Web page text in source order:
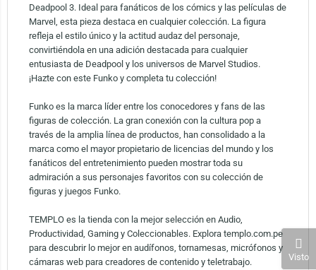
Deadpool 3. Ideal para fanáticos de los cómics y las películas de
Marvel, esta pieza destaca en cualquier colección. La figura
refleja el estilo único y la actitud audaz del personaje,
convirtiéndola en una adición destacada para cualquier
entusiasta de Deadpool y los universos de Marvel Studios.
¡Hazte con este Funko y completa tu colección!
Funko es la marca líder entre los conocedores y fans de las
figuras de colección. La gran conexión con la cultura pop a
través de la amplia línea de productos, han consolidado a la
marca como el mayor propietario de licencias del mundo y los
fanáticos del entretenimiento pueden mostrar toda su
admiración a sus personajes favoritos con su colección de
figuras y juegos Funko.
TEMPLO es la tienda con la mejor selección en Audio,
Productividad, Gaming y Coleccionables. Explora templo.com.pe
para descubrir lo mejor en audífonos, tornamesas, micrófonos y
cámaras web para creadores de contenido y teletrabajo.
Visto